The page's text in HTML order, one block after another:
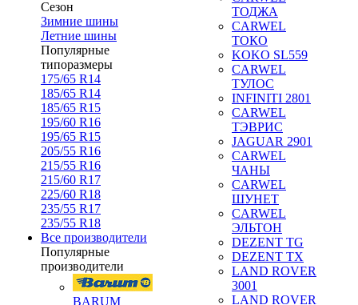
Сезон
Зимние шины
Летние шины
Популярные
типоразмеры
175/65 R14
185/65 R14
185/65 R15
195/60 R16
195/65 R15
205/55 R16
215/55 R16
215/60 R17
225/60 R18
235/55 R17
235/55 R18
Все производители
Популярные
производители
BARUM
ТОДЖА
CARWEL
ТОКО
KOKO SL559
CARWEL
ТУЛОС
INFINITI 2801
CARWEL
ТЭВРИС
JAGUAR 2901
CARWEL
ЧАНЫ
CARWEL
ШУНЕТ
CARWEL
ЭЛЬТОН
DEZENT TG
DEZENT TX
LAND ROVER
3001
LAND ROVER